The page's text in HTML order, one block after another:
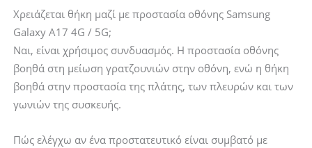
Χρειάζεται θήκη μαζί με προστασία οθόνης Samsung
Galaxy A17 4G / 5G;
Ναι, είναι χρήσιμος συνδυασμός. Η προστασία οθόνης
βοηθά στη μείωση γρατζουνιών στην οθόνη, ενώ η θήκη
βοηθά στην προστασία της πλάτης, των πλευρών και των
γωνιών της συσκευής.
Πώς ελέγχω αν ένα προστατευτικό είναι συμβατό με